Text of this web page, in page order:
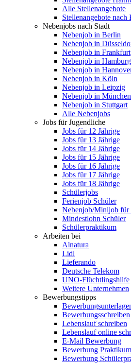
Alle Stellenangebote
Stellenangebote nach
Nebenjobs nach Stadt
Nebenjob in Berlin
Nebenjob in
Nebenjob in Frankfurt
Nebenjob in Hamburg
Nebenjob in
Nebenjob in Köln
Nebenjob in Leipzig
Nebenjob in München
Nebenjob in Stuttgart
Alle Nebenjobs
Jobs für Jugendliche
Jobs für 12 Jährige
Jobs für 13 Jährige
Jobs für 14 Jährige
Jobs für 15 Jährige
Jobs für 16 Jährige
Jobs für 17 Jährige
Jobs für 18 Jährige
Schülerjobs
Ferienjob Schüler
Nebenjob/Minijob für
Mindestlohn Schüler
Schülerpraktikum
Arbeiten bei
Alnatura
Lidl
Lieferando
Deutsche Telekom
UNO-Flüchtlingshilfe
Weitere Unternehmen
Bewerbungstipps
Bewerbungsschreiben
Lebenslauf schreiben
Lebenslauf online
E-Mail Bewerbung
Bewerbung Praktikum
Bewerbung